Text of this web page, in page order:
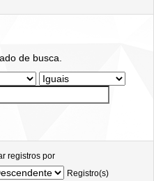
de busca.
registros por
Registro(s)